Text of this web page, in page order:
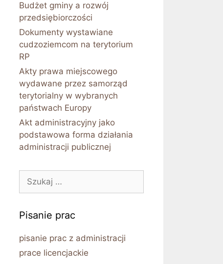
Budżet gminy a rozwój
przedsiębiorczości
Dokumenty wystawiane
cudzoziemcom na terytorium
RP
Akty prawa miejscowego
wydawane przez samorząd
terytorialny w wybranych
państwach Europy
Akt administracyjny jako
podstawowa forma działania
administracji publicznej
Szukaj:
Pisanie prac
pisanie prac z administracji
prace licencjackie